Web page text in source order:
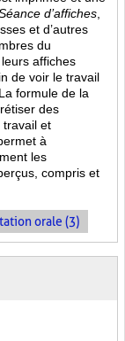
d’affiches
et d’autres
du
affiches
de voir le travail
formule de la
des
travail et
à
les
compris et
orale (3)